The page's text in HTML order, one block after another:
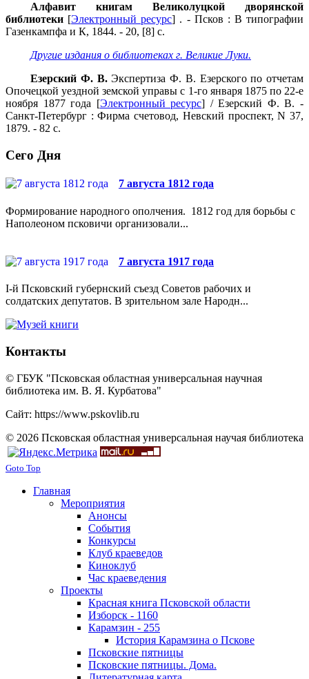
Алфавит книгам Великолуцкой дворянской
библиотеки [Электронный ресурс] . - Псков : В типографии
Газенкампфа и К, 1844. - 20, [8] с.
Другие издания о библиотеках г. Великие Луки.
Езерский Ф. В.Экспертиза Ф. В. Езерского по отчетам
Опочецкой уездной земской управы с 1-го января 1875 по 22-е
ноября 1877 года [Электронный ресурс] / Езерский Ф. В. -
Санкт-Петербург : Фирма счетовод, Невский проспект, N 37,
1879. - 82 с.
Сего Дня
7 августа 1812 года
Формирование народного ополчения. 1812 год для борьбы с
Наполеоном псковичи организовали...
7 августа 1917 года
I-й Псковский губернский съезд Советов рабочих и
солдатских депутатов. В зрительном зале Народн...
Контакты
© ГБУК "Псковская областная универсальная научная
библиотека им. В. Я. Курбатова"
Сайт: https://www.pskovlib.ru
© 2026 Псковская областная универсальная научая библиотека
Goto Top
Главная
Мероприятия
Анонсы
События
Конкурсы
Клуб краеведов
Киноклуб
Час краеведения
Проекты
Красная книга Псковской области
Изборск - 1160
Карамзин - 255
История Карамзина о Пскове
Псковские пятницы
Псковские пятницы. Дома.